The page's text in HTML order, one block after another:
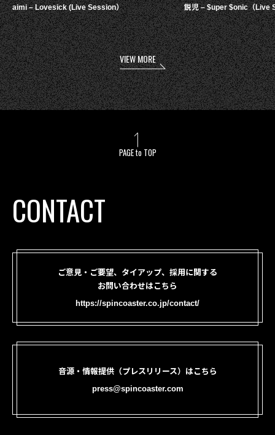
aimi – Lovesick (Live Session） 鋭児 – $uper $onic（Live
VIEW MORE
PAGE to TOP
CONTACT
ご意見・ご要望、タイアップ、採用に関する
お問い合わせはこちら
https://spincoaster.co.jp/contact/
音源・情報提供（プレスリリース）はこちら
press@spincoaster.com